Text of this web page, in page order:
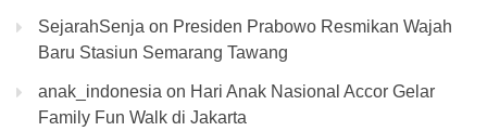
SejarahSenja on Presiden Prabowo Resmikan Wajah
Baru Stasiun Semarang Tawang
anak_indonesia on Hari Anak Nasional Accor Gelar
Family Fun Walk di Jakarta